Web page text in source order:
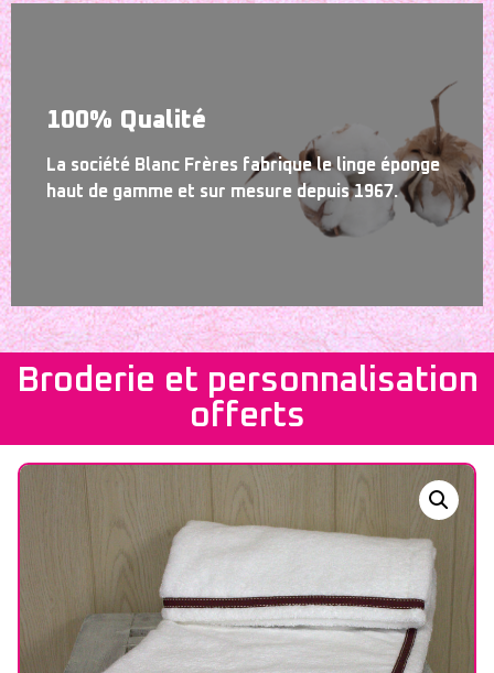
100% Qualité
La société Blanc Frères fabrique le linge éponge
haut de gamme et sur mesure depuis 1967.
Broderie et personnalisation
offerts